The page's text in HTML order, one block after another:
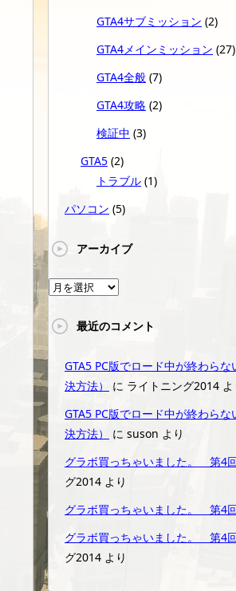
GTA4サブミッション (2)
GTA4メインミッション (27)
GTA4全般 (7)
GTA4攻略 (2)
検証中 (3)
GTA5 (2)
トラブル (1)
パソコン (5)
アーカイブ
ア
カ
最近のコメント
GTA5 PC版でロード中が終わら
決方法）
に ライトニング2014 よ
GTA5 PC版でロード中が終わら
決方法）
に suson より
グラボ買っちゃいました。 第4
グ2014 より
グラボ買っちゃいました。 第4
グラボ買っちゃいました。 第4
グ2014 より